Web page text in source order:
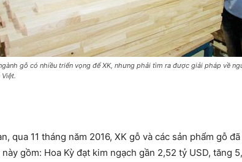
gỗ có nhiều triển vọng để XK, nhưng phải tìm ra được giải pháp về
Việt.
qua 11 tháng năm 2016, XK gỗ và các sản phẩm gỗ
gồm: Hoa Kỳ đạt kim ngạch gần 2,52 tỷ USD, tăng